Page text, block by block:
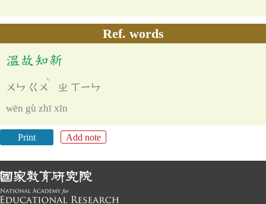
Ref. words
溫故知新
ㄨㄣ ㄍㄨ
ˋ
ㄓ ㄒㄧㄣ
wēn gù zhī xīn
Print Add note